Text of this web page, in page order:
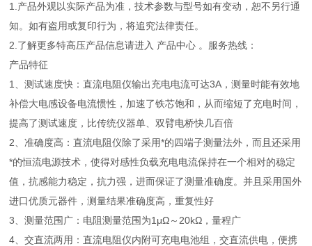
1.产品外观以实际产品为准，技术参数与型号如有变动，恕不另行通
知。如有盗用或复印行为，将追究法律责任。
2.了解更多特高压产品信息请进入 产品中心 。服务热线：
产品特征
1、测试速度快：直流电阻仪输出充电电流可达3A，测量时能有效地
补偿大电感设备电流惯性，加速了铁芯饱和，从而缩短了充电时间，
提高了测试速度，比传统仪器单、双臂电桥快几百倍
2、准确度高：直流电阻仪除了采用*的四端子测量法外，而且还采用
*的恒流电源技术，使得对感性负载充电电流保持在一个相对的稳定
值，抗感能力稳定，抗力强，进而保证了测量准确度。并且采用国外
进口优质元器件，测量结果准确度高，重复性好
3、测量范围广：电阻测量范围为1μΩ～20kΩ，量程广
4、交直流两用：直流电阻仪内附可充电电池组，交直流供电，便携